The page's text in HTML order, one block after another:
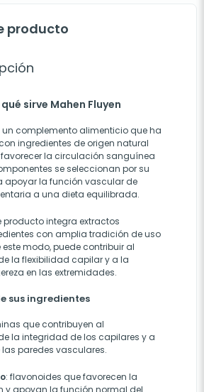
producto
sirve Mahen Fluyen
un complemento alimenticio que ha
ingredientes de origen natural
la circulación sanguínea
se seleccionan por su
la función vascular de
a una dieta equilibrada.
producto integra extractos
con amplia tradición de uso
este modo, puede contribuir al
la flexibilidad capilar y a la
en las extremidades.
sus ingredientes
que contribuyen al
la integridad de los capilares y a
paredes vasculares.
: flavonoides que favorecen la
y apoyan la función normal del